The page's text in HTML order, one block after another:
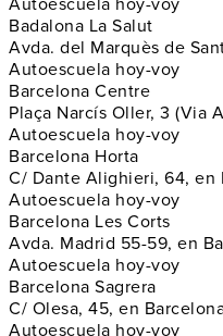
Autoescuela hoy-voy
Badalona La Salut
Avda. del Marquès de
Autoescuela hoy-voy
Barcelona Centre
Plaça Narcís Oller, 3 (Via
Autoescuela hoy-voy
Barcelona Horta
C/ Dante Alighieri, 64, en
Autoescuela hoy-voy
Barcelona Les Corts
Avda. Madrid 55-59, en
Autoescuela hoy-voy
Barcelona Sagrera
C/ Olesa, 45, en
Autoescuela hoy-voy